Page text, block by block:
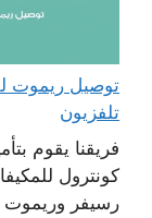
تلفزيون
فريقنا يقوم
كونترول
رسيفر وريموت